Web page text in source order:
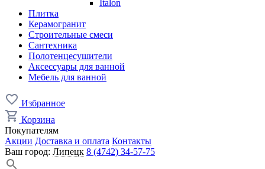
Italon
Плитка
Керамогранит
Строительные смеси
Сантехника
Полотенцесушители
Аксессуары для ванной
Мебель для ванной
Избранное
Корзина
Покупателям
Акции Доставка и оплата Контакты
Ваш город: Липецк 8 (4742) 34-57-75